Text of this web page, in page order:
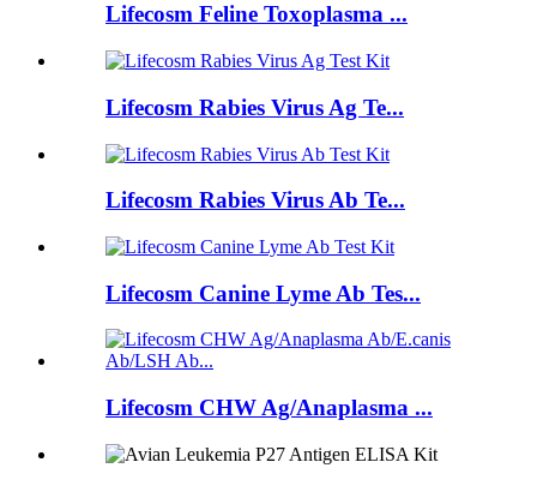
Lifecosm Feline Toxoplasma ...
Lifecosm Rabies Virus Ag Te...
Lifecosm Rabies Virus Ab Te...
Lifecosm Canine Lyme Ab Tes...
Lifecosm CHW Ag/Anaplasma ...